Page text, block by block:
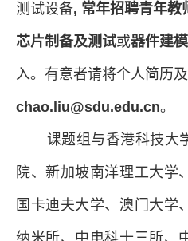
测试设备, 常年招聘青年教
芯片制备及测试或器件建模
入。有意者请将个人简历
chao.liu@sdu.edu.cn。
课题组与香港科技大
院、新加坡南洋理工大学
国卡迪夫大学、澳门大学